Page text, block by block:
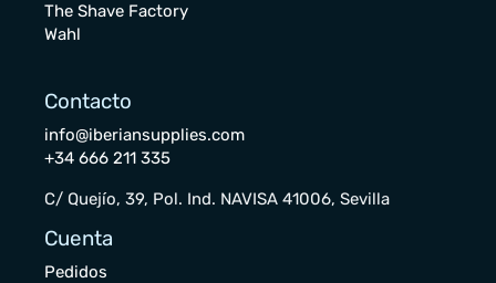
The Shave Factory
Wahl
Contacto
info@iberiansupplies.com
+34 666 211 335
C/ Quejío, 39, Pol. Ind. NAVISA 41006, Sevilla
Cuenta
Pedidos